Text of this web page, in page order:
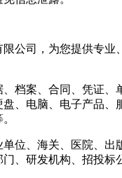
公司，为您提供专业
档案、合同、凭证、
、电脑、电子产品、
位、海关、医院、出
、研发机构、招投标